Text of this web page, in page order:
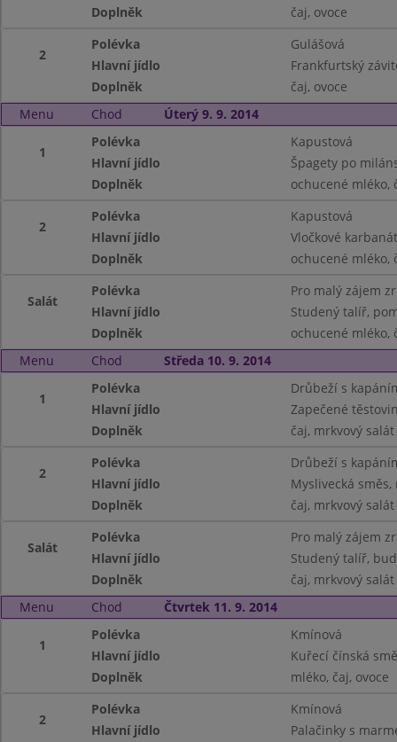
Doplněk
čaj, ovoce
2
Polévka
Gulášová
Hlavní jídlo
Frankfurtský
Doplněk
čaj, ovoce
Menu
Chod Úterý 9. 9. 2014
1
Polévka
Kapustová
Hlavní jídlo
Špagety po
Doplněk
ochucené mléko,
2
Polévka
Kapustová
Hlavní jídlo
Vločkové
Doplněk
ochucené mléko,
Salát
Polévka
Pro malý zájem
Hlavní jídlo
Studený talíř,
Doplněk
ochucené mléko,
Menu
Chod Středa 10. 9. 2014
1
Polévka
Drůbeží s
Hlavní jídlo
Zapečené
Doplněk
čaj, mrkvový salát
2
Polévka
Drůbeží s
Hlavní jídlo
Myslivecká směs,
Doplněk
čaj, mrkvový salát
Salát
Polévka
Pro malý zájem
Hlavní jídlo
Studený talíř,
Doplněk
čaj, mrkvový salát
Menu
Chod Čtvrtek 11. 9. 2014
1
Polévka
Kmínová
Hlavní jídlo
Kuřecí čínská
Doplněk
mléko, čaj, ovoce
2
Polévka
Kmínová
Hlavní jídlo
Palačinky s